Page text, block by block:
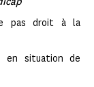
pas droit à la
en situation de